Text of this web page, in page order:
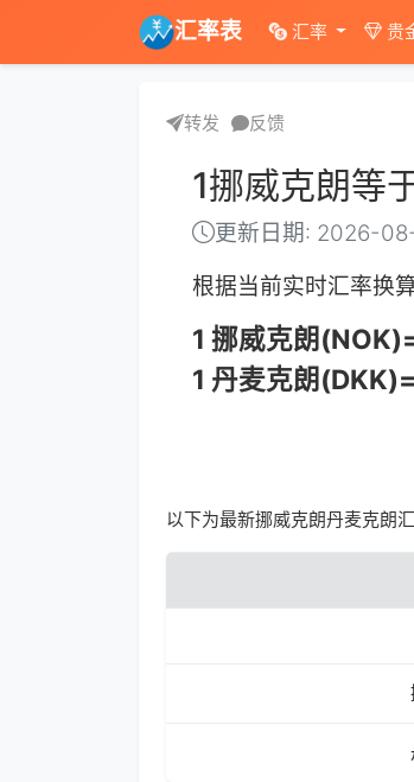
汇率表 汇率 贵
转发 反馈
1挪威克朗等
更新日期: 2026-
根据当前实时汇率换
1 挪威克朗
1 丹麦克朗(DKK)=
以下为最新挪威克朗丹麦克朗